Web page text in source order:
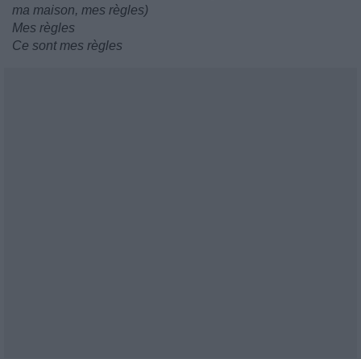
ma maison, mes règles)
Mes règles
Ce sont mes règles